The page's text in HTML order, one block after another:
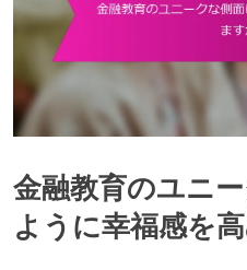
金融教育のユニ
ように幸福感を